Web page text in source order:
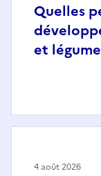
Quelles
et
4 août 2026